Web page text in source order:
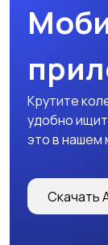
Крутите
удобно
это в нашем
Скачать